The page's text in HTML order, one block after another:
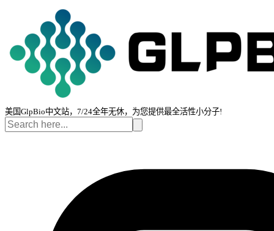
美国GlpBio中文站，7/24全年无休，为您提供最全活性小分子!